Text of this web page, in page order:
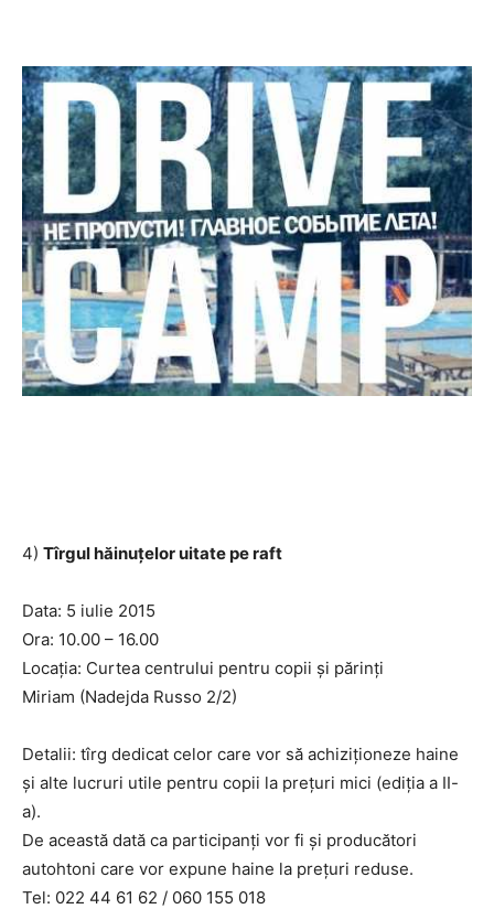
4) Tîrgul hăinuțelor uitate pe raft
Data: 5 iulie 2015
Ora: 10.00 – 16.00
Locația: Curtea centrului pentru copii și părinți
Miriam (Nadejda Russo 2/2)
Detalii: tîrg dedicat celor care vor să achiziționeze haine
și alte lucruri utile pentru copii la prețuri mici (ediția a II-
a).
De această dată ca participanți vor fi și producători
autohtoni care vor expune haine la prețuri reduse.
Tel: 022 44 61 62 / 060 155 018